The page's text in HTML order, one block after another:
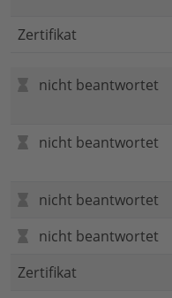
Zertifikat
nicht beantwortet
nicht beantwortet
nicht beantwortet
nicht beantwortet
Zertifikat